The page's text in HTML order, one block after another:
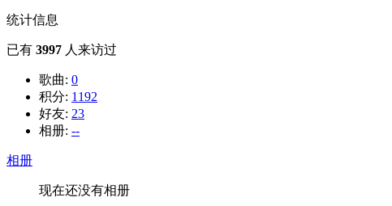
统计信息
已有 3997 人来访过
歌曲: 0
积分: 1192
好友: 23
相册: --
相册
现在还没有相册